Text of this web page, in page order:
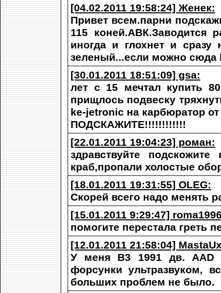
[04.02.2011 19:58:24] Женек:
Привет всем.парни
115 коней.АВК.Заводится
иногда и глохнет и сразу
зеленый...если можно сюда
[30.01.2011 18:51:09] gsa:
лет с 15 мечтал купить
прищлось подвеску
ke-jetronic на карбюратор
ПОДСКАЖИТЕ!!!!!!!!!!!!
[22.01.2011 19:04:23] роман:
здравствуйте
краб,пропали холостые
[18.01.2011 19:31:55] OLEG:
Скорей всего надо менять
[15.01.2011 9:29:47]
помогите перестала греть
[12.01.2011 21:58:04]
У меня B3 1991 дв. AAD
форсунки ультразвуком,
больших проблем не было.